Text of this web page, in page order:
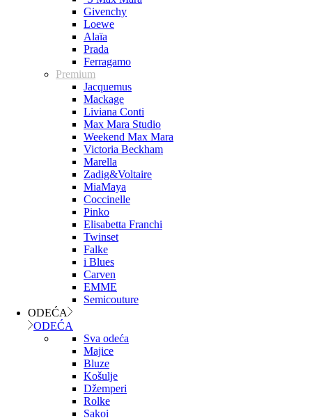
Givenchy
Loewe
Alaïa
Prada
Ferragamo
Premium
Jacquemus
Mackage
Liviana Conti
Max Mara Studio
Weekend Max Mara
Victoria Beckham
Marella
Zadig&Voltaire
MiaMaya
Coccinelle
Pinko
Elisabetta Franchi
Twinset
Falke
i Blues
Carven
EMME
Semicouture
ODEĆA
ODEĆA
Sva odeća
Majice
Bluze
Košulje
Džemperi
Rolke
Sakoi